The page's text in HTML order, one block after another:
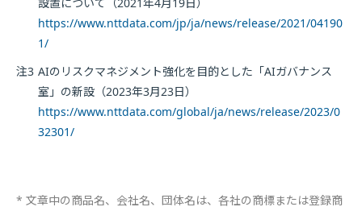
https://www.nttdata.com/jp/ja/news/release/2021/04190
1/
注3 AIのリスクマネジメント強化を目的とした「AIガバナンス
室」の新設（2023年3月23日）
https://www.nttdata.com/global/ja/news/release/2023/0
32301/
* 文章中の商品名、会社名、団体名は、各社の商標または登録商